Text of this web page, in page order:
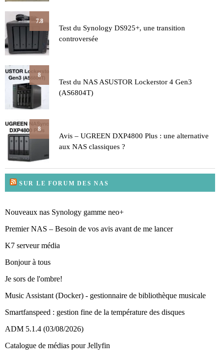
7.8
Test du Synology DS925+, une transition
controversée
8
Test du NAS ASUSTOR Lockerstor 4 Gen3
(AS6804T)
8
Avis – UGREEN DXP4800 Plus : une alternative
aux NAS classiques ?
SUR LE FORUM DES NAS
Nouveaux nas Synology gamme neo+
Premier NAS – Besoin de vos avis avant de me lancer
K7 serveur média
Bonjour à tous
Je sors de l'ombre!
Music Assistant (Docker) - gestionnaire de bibliothèque musicale
Smartfanspeed : gestion fine de la température des disques
ADM 5.1.4 (03/08/2026)
Catalogue de médias pour Jellyfin